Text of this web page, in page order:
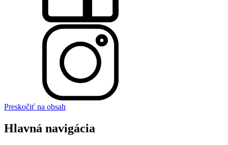
Preskočiť na obsah
Hlavná navigácia